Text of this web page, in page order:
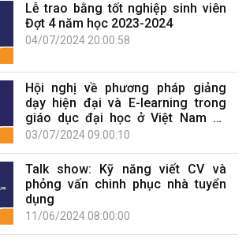
Lễ trao bằng tốt nghiệp sinh viên
Đợt 4 năm học 2023-2024
04/07/2024 20:00:58
Hội nghị về phương pháp giảng
dạy hiện đại và E-learning trong
giáo dục đại học ở Việt Nam và
trên thế giới
03/07/2024 09:00:10
Talk show: Kỹ năng viết CV và
phỏng vấn chinh phục nhà tuyển
dụng
11/06/2024 08:00:00